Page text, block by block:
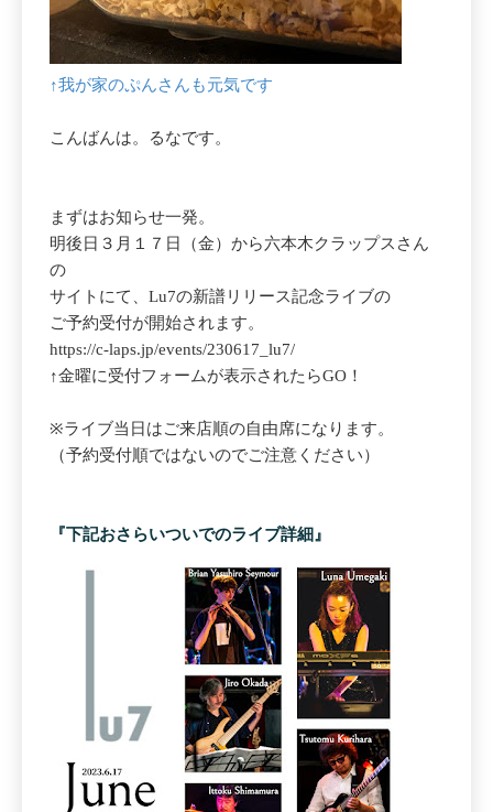
↑我が家のぷんさんも元気です
こんばんは。るなです。
まずはお知らせ一発。
明後日３月１７日（金）から六本木クラップスさん
の
サイトにて、Lu7の新譜リリース記念ライブの
ご予約受付が開始されます。
https://c-laps.jp/events/230617_lu7/
↑金曜に受付フォームが表示されたらGO！
※ライブ当日はご来店順の自由席になります。
（予約受付順ではないのでご注意ください）
『下記おさらいついでのライブ詳細』